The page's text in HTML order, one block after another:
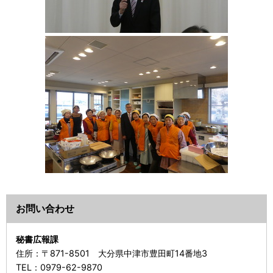
お問い合わせ
秘書広報課
住所： 〒871-8501 大分県中津市豊田町14番地3
TEL： 0979-62-9870